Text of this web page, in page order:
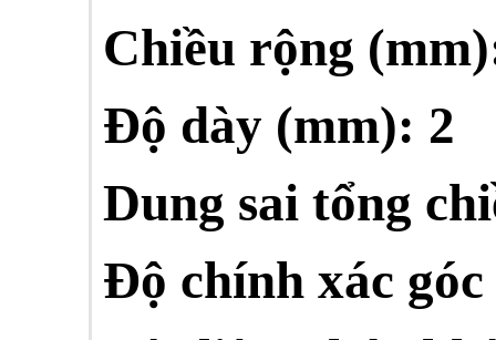
Chiều rộng
Độ dày (mm): 2
Dung sai tổng
Độ chính xác